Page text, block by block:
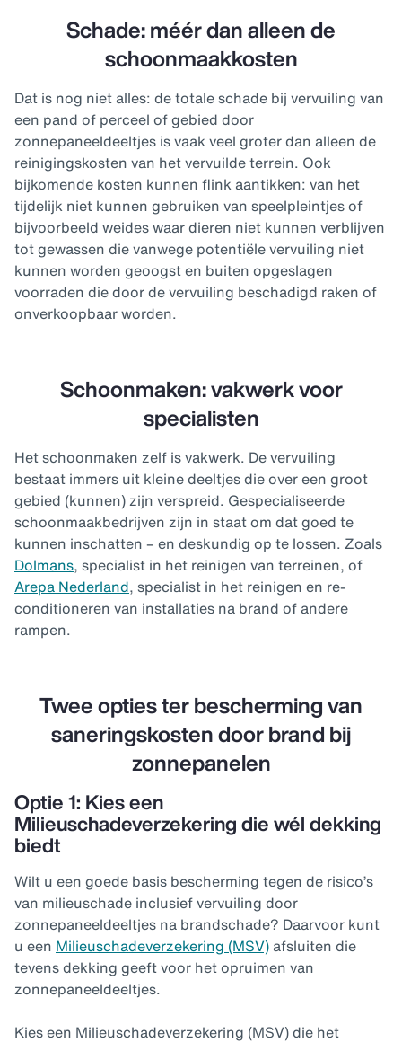
Schade: méér dan alleen de
schoonmaakkosten
Dat is nog niet alles: de totale schade bij vervuiling van
een pand of perceel of gebied door
zonnepaneeldeeltjes is vaak veel groter dan alleen de
reinigingskosten van het vervuilde terrein. Ook
bijkomende kosten kunnen flink aantikken: van het
tijdelijk niet kunnen gebruiken van speelpleintjes of
bijvoorbeeld weides waar dieren niet kunnen verblijven
tot gewassen die vanwege potentiële vervuiling niet
kunnen worden geoogst en buiten opgeslagen
voorraden die door de vervuiling beschadigd raken of
onverkoopbaar worden.
Schoonmaken: vakwerk voor
specialisten
Het schoonmaken zelf is vakwerk. De vervuiling
bestaat immers uit kleine deeltjes die over een groot
gebied (kunnen) zijn verspreid. Gespecialiseerde
schoonmaakbedrijven zijn in staat om dat goed te
kunnen inschatten – en deskundig op te lossen. Zoals
Dolmans, specialist in het reinigen van terreinen, of
Arepa Nederland, specialist in het reinigen en re-
conditioneren van installaties na brand of andere
rampen.
Twee opties ter bescherming van
saneringskosten door brand bij
zonnepanelen
Optie 1: Kies een
Milieuschadeverzekering die wél dekking
biedt
Wilt u een goede basis bescherming tegen de risico’s
van milieuschade inclusief vervuiling door
zonnepaneeldeeltjes na brandschade? Daarvoor kunt
u een Milieuschadeverzekering (MSV) afsluiten die
tevens dekking geeft voor het opruimen van
zonnepaneeldeeltjes.
Kies een Milieuschadeverzekering (MSV) die het